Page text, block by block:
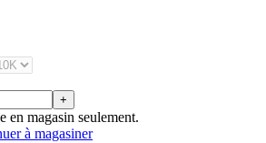
+
en magasin seulement.
à magasiner